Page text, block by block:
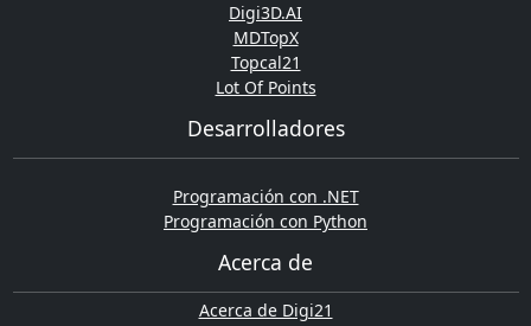
Digi3D.AI
MDTopX
Topcal21
Lot Of Points
Desarrolladores
Programación con .NET
Programación con Python
Acerca de
Acerca de Digi21